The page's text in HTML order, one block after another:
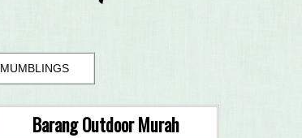
MUMBLINGS
Barang Outdoor Murah